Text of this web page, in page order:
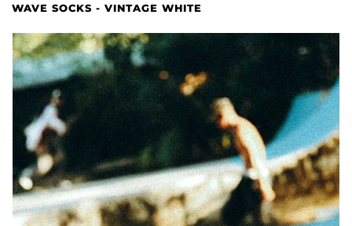
WAVE SOCKS - VINTAGE WHITE